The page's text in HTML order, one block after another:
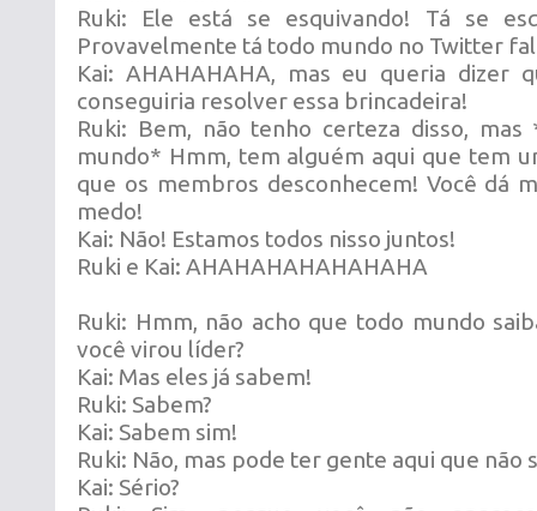
Ruki: Ele está se esquivando! Tá se
Provavelmente tá todo mundo no Twitter
Kai: AHAHAHAHA, mas eu queria dizer
conseguiria resolver essa brincadeira!
Ruki: Bem, não tenho certeza disso,
mundo* Hmm, tem alguém aqui que tem
que os membros desconhecem! Você dá
medo!
Kai: Não! Estamos todos nisso juntos!
Ruki e Kai: AHAHAHAHAHAHAHA
Ruki: Hmm, não acho que todo mundo
você virou líder?
Kai: Mas eles já sabem!
Ruki: Sabem?
Kai: Sabem sim!
Ruki: Não, mas pode ter gente aqui que não
Kai: Sério?